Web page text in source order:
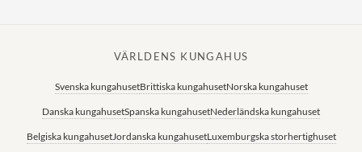
VÄRLDENS KUNGAHUS
Svenska kungahusetBrittiska kungahusetNorska kungahuset
Danska kungahusetSpanska kungahusetNederländska kungahuset
Belgiska kungahusetJordanska kungahusetLuxemburgska storhertighuset